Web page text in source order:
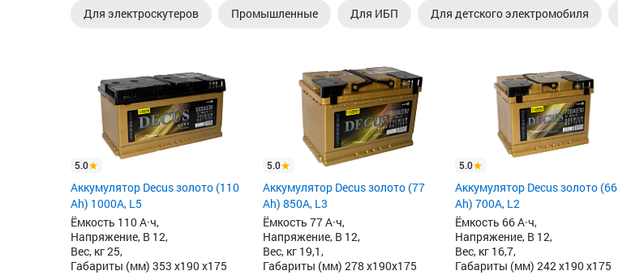
Для электроскутеров Промышленные Для ИБП Для детского электромобиля
5.0
Аккумулятор Decus золото (110
Ah) 1000A, L5
Ёмкость 110 А·ч,
Напряжение, В 12,
Вес, кг 25,
Габариты (мм) 353 x190 x175
5.0
Аккумулятор Decus золото (77
Ah) 850А, L3
Ёмкость 77 А·ч,
Напряжение, В 12,
Вес, кг 19,1,
Габариты (мм) 278 x190x175
5.0
Аккумулятор Decus золото (66
Ah) 700A, L2
Ёмкость 66 А·ч,
Напряжение, В 12,
Вес, кг 16,7,
Габариты (мм) 242 x190 x175